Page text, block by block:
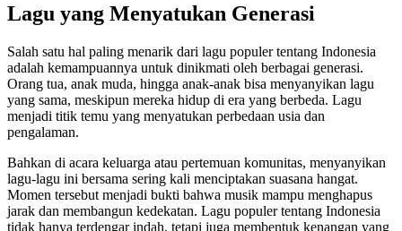
Lagu yang Menyatukan Generasi
Salah satu hal paling menarik dari lagu populer tentang Indonesia
adalah kemampuannya untuk dinikmati oleh berbagai generasi.
Orang tua, anak muda, hingga anak-anak bisa menyanyikan lagu
yang sama, meskipun mereka hidup di era yang berbeda. Lagu
menjadi titik temu yang menyatukan perbedaan usia dan
pengalaman.
Bahkan di acara keluarga atau pertemuan komunitas, menyanyikan
lagu-lagu ini bersama sering kali menciptakan suasana hangat.
Momen tersebut menjadi bukti bahwa musik mampu menghapus
jarak dan membangun kedekatan. Lagu populer tentang Indonesia
tidak hanya terdengar indah, tetapi juga membentuk kenangan yang